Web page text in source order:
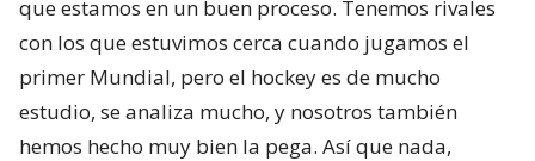
que estamos en un buen proceso. Tenemos rivales
con los que estuvimos cerca cuando jugamos el
primer Mundial, pero el hockey es de mucho
estudio, se analiza mucho, y nosotros también
hemos hecho muy bien la pega. Así que nada,